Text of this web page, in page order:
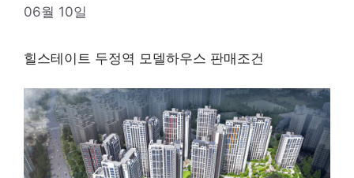
06월 10일
힐스테이트 두정역 모델하우스 판매조건